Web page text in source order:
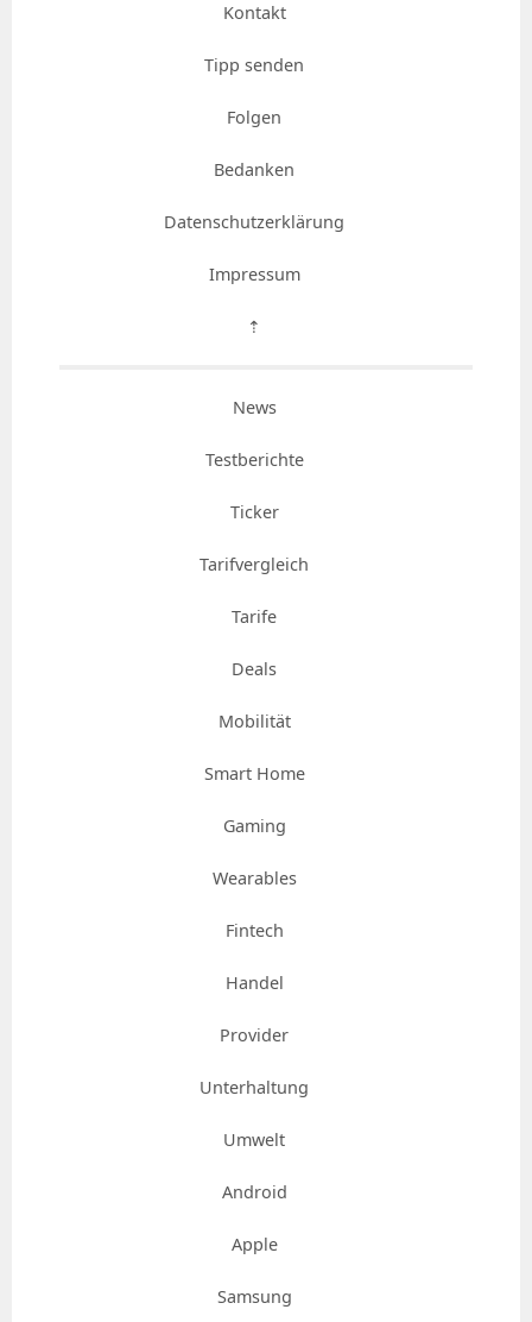
Kontakt
Tipp senden
Folgen
Bedanken
Datenschutzerklärung
Impressum
⇡
News
Testberichte
Ticker
Tarifvergleich
Tarife
Deals
Mobilität
Smart Home
Gaming
Wearables
Fintech
Handel
Provider
Unterhaltung
Umwelt
Android
Apple
Samsung